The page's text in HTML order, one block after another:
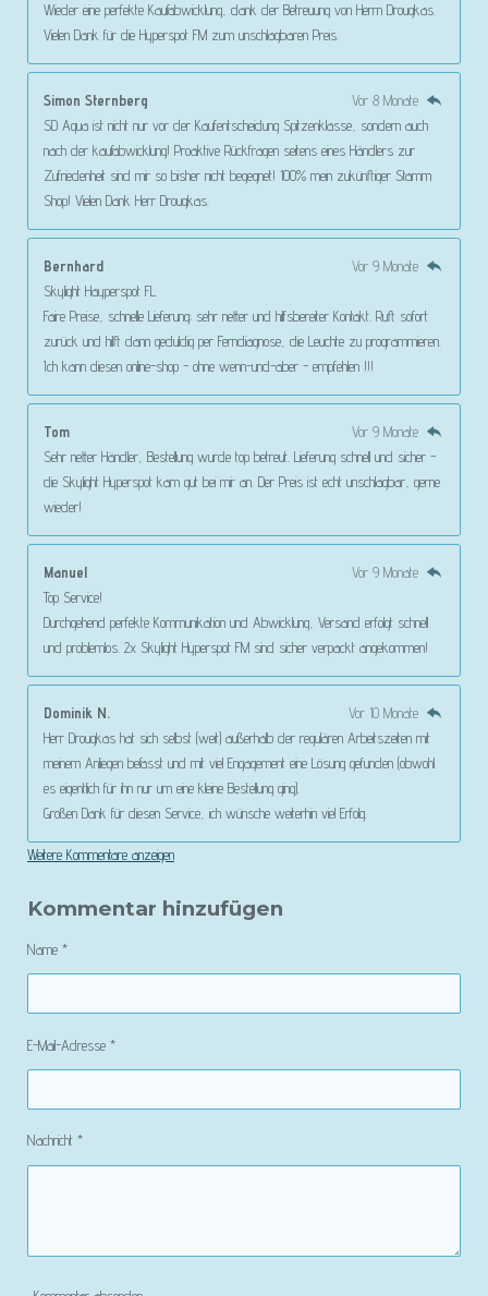
Wieder eine perfekte Kaufabwicklung, dank der Betreuung von Herrn Drougkas.
Vielen Dank für die Hyperspot FM zum unschlagbaren Preis.
Simon Sternberg
Vor 8 Monate
SD Aqua ist nicht nur vor der Kaufentscheidung Spitzenklasse, sondern auch
nach der kaufabwicklung! Proaktive Rückfragen seitens eines Händlers zur
Zufriedenheit sind mir so bisher nicht begegnet! 100% mein zukünftiger Stamm
Shop! Vielen Dank Herr Drougkas.
Bernhard
Vor 9 Monate
Skylight Hayperspot FL
Faire Preise, schnelle Lieferung; sehr netter und hilfsbereiter Kontakt. Ruft sofort
zurück und hilft dann geduldig per Ferndiagnose, die Leuchte zu programmieren.
Ich kann diesen online-shop - ohne wenn-und-aber - empfehlen !!!
Tom
Vor 9 Monate
Sehr netter Händler, Bestellung wurde top betreut. Lieferung schnell und sicher -
die Skylight Hyperspot kam gut bei mir an. Der Preis ist echt unschlagbar, gerne
wieder!
Manuel
Vor 9 Monate
Top Service!
Durchgehend perfekte Kommunikation und Abwicklung, Versand erfolgt schnell
und problemlos. 2x Skylight Hyperspot FM sind sicher verpackt angekommen!
Dominik N.
Vor 10 Monate
Herr Drougkas hat sich selbst (weit) außerhalb der regulären Arbeitszeiten mit
meinem Anliegen befasst und mit viel Engagement eine Lösung gefunden (obwohl
es eigentlich für ihn nur um eine kleine Bestellung ging).
Großen Dank für diesen Service, ich wünsche weiterhin viel Erfolg.
Weitere Kommentare anzeigen
Kommentar hinzufügen
Name *
E-Mail-Adresse *
Nachricht *